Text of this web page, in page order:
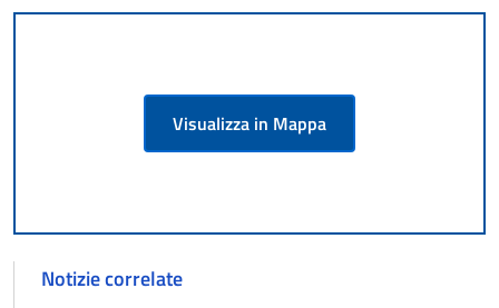
Visualizza in Mappa
Notizie correlate